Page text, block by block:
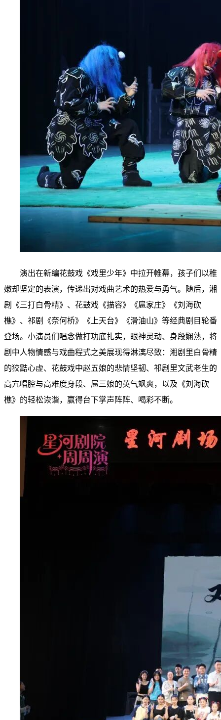
演出在新编花鼓戏《戏里少年》中拉开帷幕，孩子们以稚
嫩却坚定的表演，传递出对戏曲艺术的热爱与勇气。随后，湘
剧《三打白骨精》、花鼓戏《描容》《扈家庄》《刘海砍
樵》、祁剧《奈何桥》
《上天台》
《滑油山》等经典剧目轮番
登场。小演员们唱念做打功底扎实，眼神灵动、身段娴熟，将
剧中人物情感与戏曲程式之美展现得淋漓尽致：湘剧里白骨精
的狡黠心虚、花鼓戏中赵五娘的悲情坚韧、祁剧里文武老生的
高亢唱腔与高难度身段、扈三娘的英气飒爽，以及《刘海砍
樵》的轻松诙谐，赢得台下掌声阵阵、喝彩不断。